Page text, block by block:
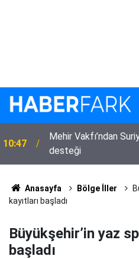
10:47
Mehir Vakfı’ndan
desteği
Anasayfa Bölge İller
kayıtları başladı
Büyükşehir’in yaz
başladı